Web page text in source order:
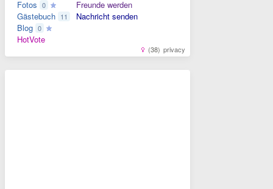
Fotos 0
Gästebuch 11
Blog 0
HotVote
Freunde werden
Nachricht senden
(38) privacy